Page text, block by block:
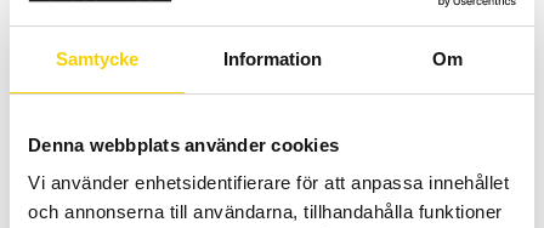
Samtycke Information Om
Denna webbplats använder cookies
Vi använder enhetsidentifierare för att anpassa innehållet
och annonserna till användarna, tillhandahålla funktioner